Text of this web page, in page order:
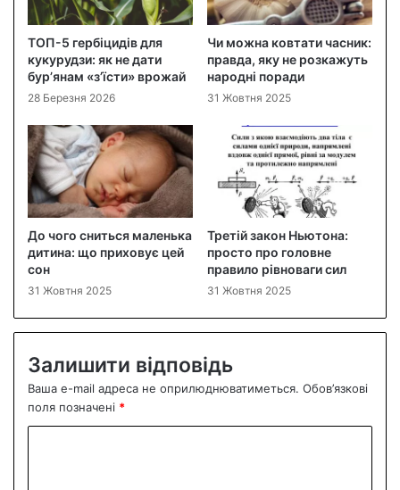
ТОП-5 гербіцидів для
кукурудзи: як не дати
бур’янам «з’їсти» врожай
28 Березня 2026
Чи можна ковтати часник:
правда, яку не розкажуть
народні поради
31 Жовтня 2025
До чого сниться маленька
дитина: що приховує цей
сон
31 Жовтня 2025
Третій закон Ньютона:
просто про головне
правило рівноваги сил
31 Жовтня 2025
Залишити відповідь
Ваша e-mail адреса не оприлюднюватиметься. Обов’язкові
поля позначені *